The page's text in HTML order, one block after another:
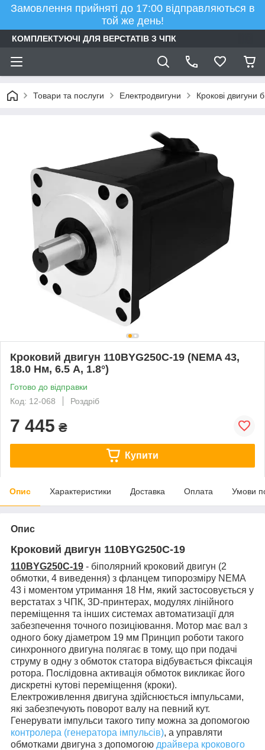
Замовлення прийняті до 17:00 відправляються в
той же день!
КОМПЛЕКТУЮЧІ ДЛЯ ВЕРСТАТІВ З ЧПК
Товари та послуги Електродвигуни Крокові двигуни
Кроковий двигун 110BYG250C-19 (NEMA 43,
18.0 Нм, 6.5 А, 1.8°)
Готово до відправки
Код: 12-068
Роздріб
7 445 ₴
Купити
Опис Характеристики Доставка Оплата Умови
Опис
Кроковий двигун 110BYG250C-19
110BYG250C-19 - біполярний кроковий двигун (2
обмотки, 4 виведення) з фланцем типорозміру NEMA
43 і моментом утримання 18 Нм, який застосовується у
верстатах з ЧПК, 3D-принтерах, модулях лінійного
переміщення та інших системах автоматизації для
забезпечення точного позиціювання. Мотор має вал з
одного боку діаметром 19 мм Принцип роботи такого
синхронного двигуна полягає в тому, що при подачі
струму в одну з обмоток статора відбувається фіксація
ротора. Послідовна активація обмоток викликає його
дискретні кутові переміщення (кроки).
Електроживлення двигуна здійснюється імпульсами,
які забезпечують поворот валу на певний кут.
Генерувати імпульси такого типу можна за допомогою
контролера (генератора імпульсів), а управляти
обмотками двигуна з допомогою драйвера крокового